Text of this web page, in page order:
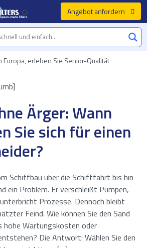
Angebot anfordern
Europa, erleben Sie Senior-Qualität
Ärger: Wann
Sie sich für einen
Schiffbau über die Schifffahrt bis hin
ein Problem. Er verschleißt Pumpen,
Prozesse. Dennoch bleibt
Feind. Wie können Sie den Sand
hohe Wartungskosten oder
Die Antwort: Wählen Sie den